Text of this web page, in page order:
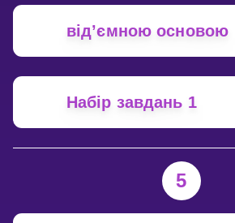
від’ємною основою
Набір завдань 1
5